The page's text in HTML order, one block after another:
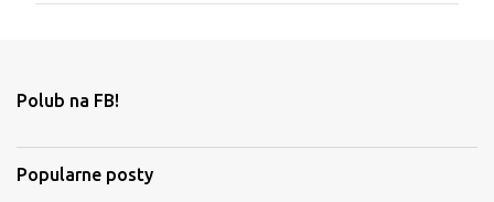
t
r
z
Polub na FB!
Popularne posty